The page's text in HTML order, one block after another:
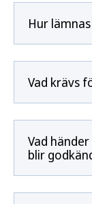
Hur
Vad krävs
Vad
blir